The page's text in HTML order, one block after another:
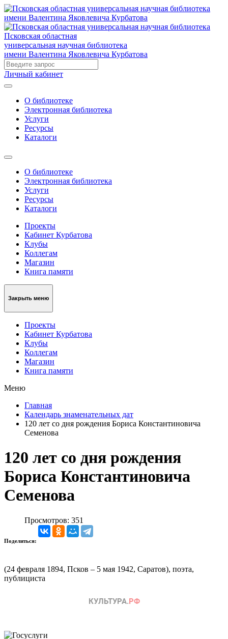
Псковская областная
универсальная научная библиотека
имени Валентина Яковлевича Курбатова
Личный кабинет
О библиотеке
Электронная библиотека
Услуги
Ресурсы
Каталоги
О библиотеке
Электронная библиотека
Услуги
Ресурсы
Каталоги
Проекты
Кабинет Курбатова
Клубы
Коллегам
Магазин
Книга памяти
Закрыть меню
Проекты
Кабинет Курбатова
Клубы
Коллегам
Магазин
Книга памяти
Меню
Главная
Календарь знаменательных дат
120 лет со дня рождения Бориса Константиновича
Семенова
120 лет со дня рождения
Бориса Константиновича
Семенова
Просмотров: 351
Поделиться:
(24 февраля 1894, Псков – 5 мая 1942, Саратов), поэта,
публициста